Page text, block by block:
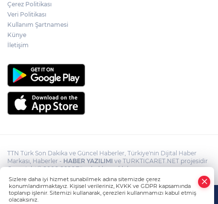
Netanyahu, Hamas’ın
silahsızlandırılmasına yönelik 15
Çerez Politikası
Veri Politikası
Kullanım Şartnamesi
Künye
İletişim
TTN Türk Son Dakika ve Güncel Haberler, Türkiye'nin Dijital Haber
Markası, Haberler - HABER YAZILIMI ve TURKTICARET.NET projesidir
Copyright© 2006-2026 Tüm hakları saklıdır.
Sizlere daha iyi hizmet sunabilmek adına sitemizde çerez
konumlandırmaktayız. Kişisel verileriniz, KVKK ve GDPR kapsamında
toplanıp işlenir. Sitemizi kullanarak, çerezleri kullanmamızı kabul etmiş
olacaksınız.